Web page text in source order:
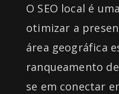
O SEO local é
otimizar a
área geográfica
ranqueamento
se em conectar